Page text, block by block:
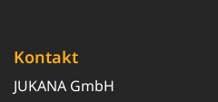
Kontakt
JUKANA GmbH